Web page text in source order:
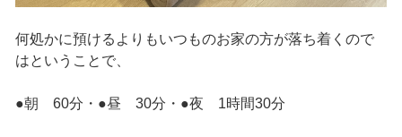
何処かに預けるよりもいつものお家の方が落ち着くので
はということで、
●朝 60分・●昼 30分・●夜 1時間30分